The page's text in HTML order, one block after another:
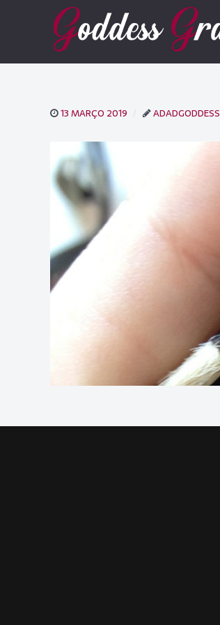
13 MARÇO 2019 ADADGODDESS